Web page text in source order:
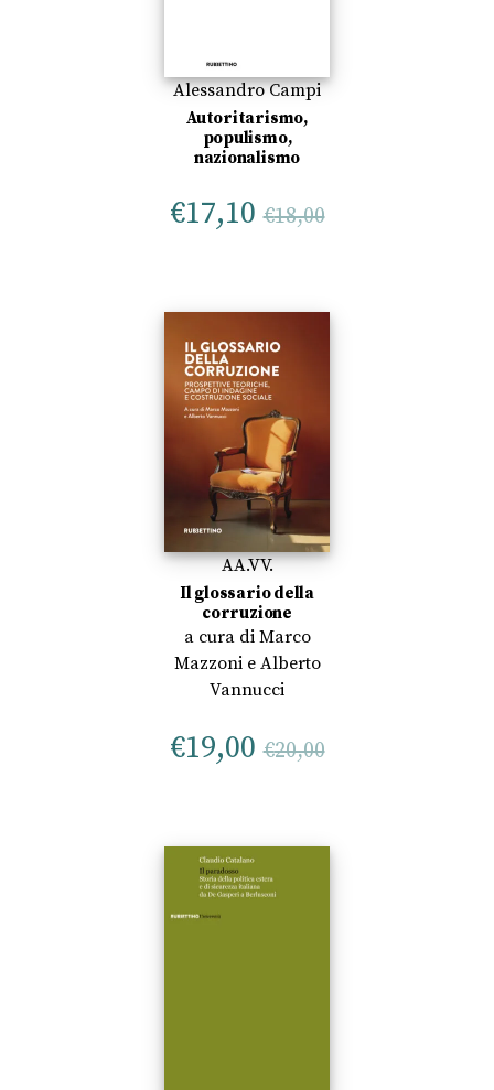
Alessandro Campi
Autoritarismo,
populismo,
nazionalismo
€17,10 €18,00
AA.VV.
Il glossario della
corruzione
a cura di Marco
Mazzonie Alberto
Vannucci
€19,00 €20,00